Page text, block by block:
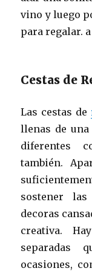
vino y luego
para regalar.
Cestas de
Las cestas de
llenas de
diferentes
también.
sostener
decoras
creativa.
separadas
ocasiones,